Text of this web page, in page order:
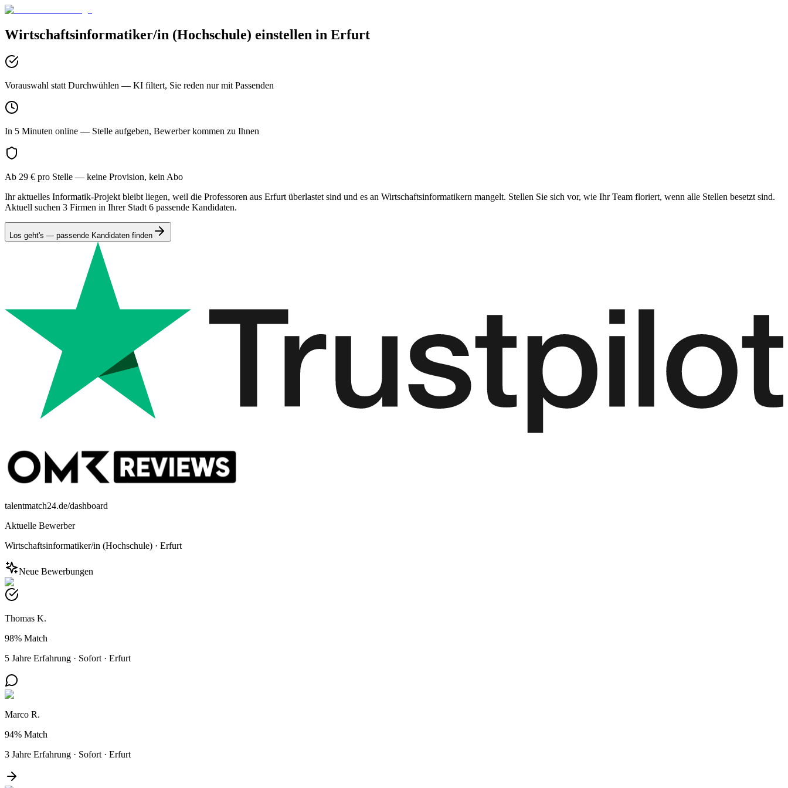
Wirtschaftsinformatiker/in (Hochschule) einstellen in Erfurt
Vorauswahl statt Durchwühlen — KI filtert, Sie reden nur mit Passenden
In 5 Minuten online — Stelle aufgeben, Bewerber kommen zu Ihnen
Ab 29 € pro Stelle — keine Provision, kein Abo
Ihr aktuelles Informatik-Projekt bleibt liegen, weil die Professoren aus Erfurt überlastet sind und es an Wirtschaftsinformatikern mangelt. Stellen Sie sich vor, wie Ihr Team floriert, wenn alle Stellen besetzt sind.
Aktuell suchen 3 Firmen in Ihrer Stadt 6 passende Kandidaten.
Los geht's — passende Kandidaten finden
talentmatch24.de/dashboard
Aktuelle Bewerber
Wirtschaftsinformatiker/in (Hochschule) · Erfurt
Neue Bewerbungen
Thomas K.
98% Match
5 Jahre Erfahrung · Sofort · Erfurt
Marco R.
94% Match
3 Jahre Erfahrung · Sofort · Erfurt